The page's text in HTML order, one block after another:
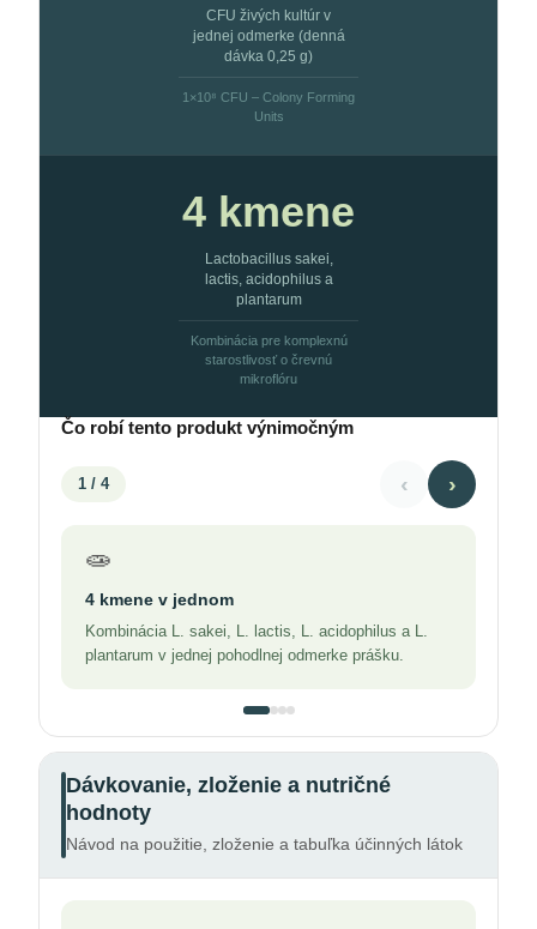
CFU živých kultúr v
jednej odmerke (denná
dávka 0,25 g)
1×10⁸ CFU – Colony Forming
Units
4 kmene
Lactobacillus sakei,
lactis, acidophilus a
plantarum
Kombinácia pre komplexnú
starostlivosť o črevnú
mikroflóru
Čo robí tento produkt výnimočným
1 / 4 ‹ ›
🧫
4 kmene v jednom
Kombinácia L. sakei, L. lactis, L. acidophilus a L.
plantarum v jednej pohodlnej odmerke prášku.
Dávkovanie, zloženie a nutričné
hodnoty
Návod na použitie, zloženie a tabuľka účinných látok